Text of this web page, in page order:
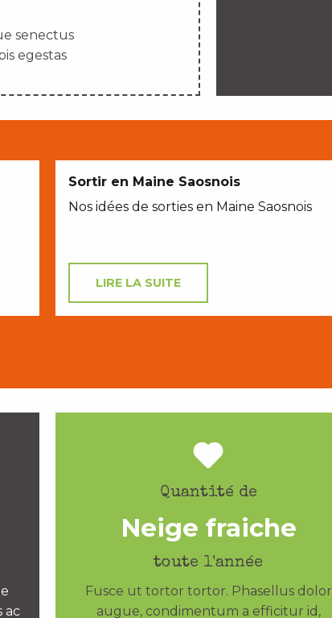
senectus
egestas
Sortir en Maine Saosnois
Nos idées de sorties en Maine Saosnois
LIRE LA SUITE
ac
Quantité de
Neige fraiche
toute l'année
Fusce ut tortor tortor. Phasellus dolor
augue, condimentum a efficitur id,